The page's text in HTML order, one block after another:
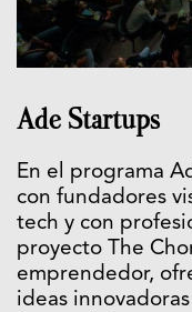
Ade Startups
En el programa
con fundadores
tech y con
proyecto The
emprendedor,
ideas